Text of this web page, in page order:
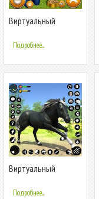
Виртуальный
Подробнее...
Виртуальный
Подробнее...